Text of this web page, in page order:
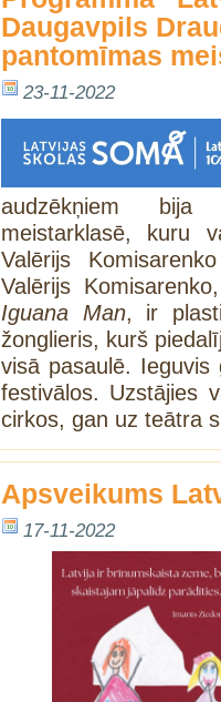
Daugavpils
pantomīmas
23-11-2022
audzēkņiem bija
meistarklasē, kuru
Valērijs
Valērijs
Iguana Man, ir
žonglieris, kurš
visā pasaulē. Ieguvis
festivālos. Uzstājies
cirkos, gan uz teātra
Apsveikums
17-11-2022